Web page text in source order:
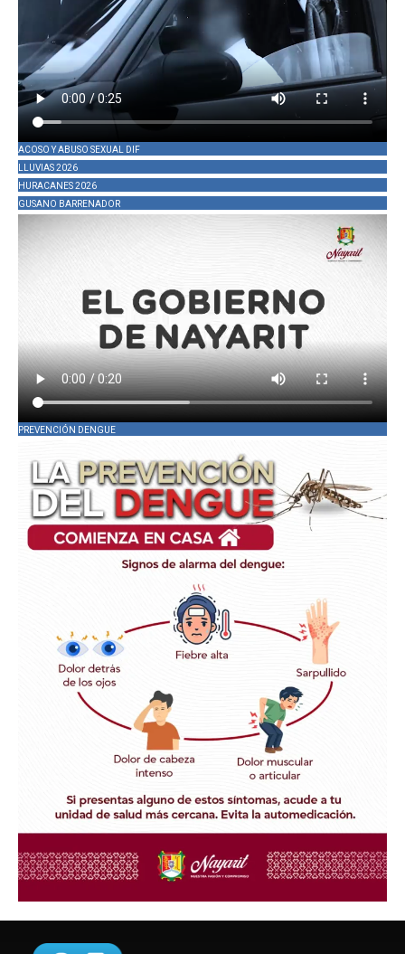
ACOSO Y ABUSO SEXUAL DIF
LLUVIAS 2026
HURACANES 2026
GUSANO BARRENADOR
PREVENCIÓN DENGUE